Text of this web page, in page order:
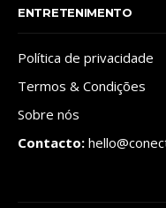
ENTRETENIMENTO
Política de privacidade
Termos & Condições
Sobre nós
Contacto: